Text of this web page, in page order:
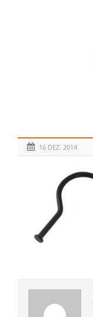
16 DEZ. 2014